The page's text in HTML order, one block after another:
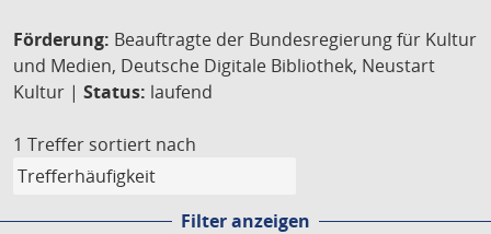
Förderung: Beauftragte der Bundesregierung für Kultur
und Medien, Deutsche Digitale Bibliothek, Neustart
Kultur | Status: laufend
1 Treffer sortiert nach
Filter anzeigen